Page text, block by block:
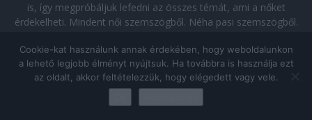
is, így megpróbáljuk lefedni az összes témát, ami a nőket
érdekelheti. Mindent női szemszögből. Néha pasi szemszögből.
kikapcsolódásra vágysz!
© Copyright 2026 - mymirror.huADATKEZELÉSI TÁJÉKOZTATÓ
Impresszum
Cookie-kat használunk annak érdekében, hogy weboldalunkon
a lehető legjobb élményt nyújtsuk. Ha továbbra is használja ezt
az oldalt, akkor feltételezzük, hogy elégedett vagy vele.